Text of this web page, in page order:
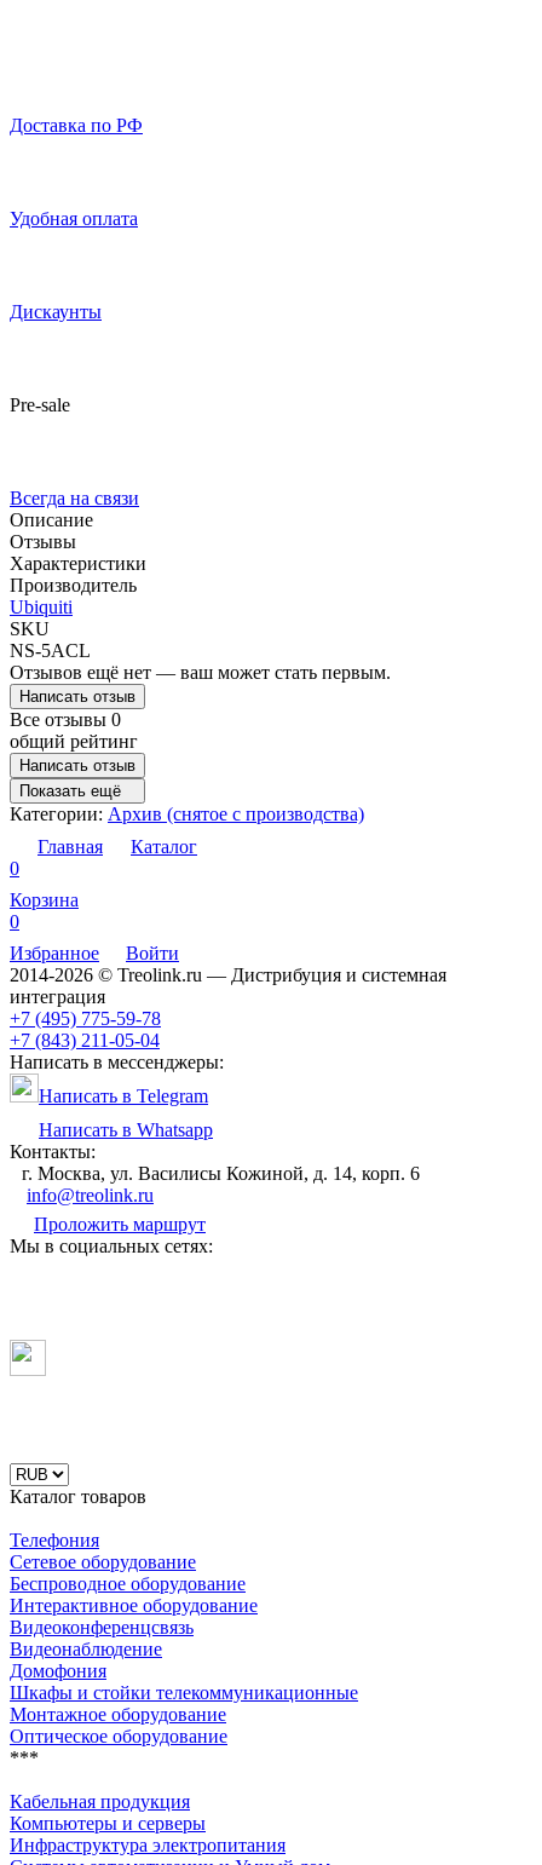
Доставка по РФ
Удобная оплата
Дискаунты
Pre-sale
Всегда на связи
Описание
Отзывы
Характеристики
Производитель
Ubiquiti
SKU
NS-5ACL
Отзывов ещё нет — ваш может стать первым.
Написать отзыв
Все отзывы 0
общий рейтинг
Написать отзыв
Показать ещё
Категории: Архив (снятое с производства)
Главная
Каталог
0
Корзина
0
Избранное
Войти
2014-2026 © Treolink.ru — Дистрибуция и системная
интеграция
+7 (495) 775-59-78
+7 (843) 211-05-04
Написать в мессенджеры:
Написать в Telegram
Написать в Whatsapp
Контакты:
г. Москва, ул. Василисы Кожиной, д. 14, корп. 6
info@treolink.ru
Проложить маршрут
Мы в социальных сетях:
Каталог товаров
Телефония
Сетевое оборудование
Беспроводное оборудование
Интерактивное оборудование
Видеоконференцсвязь
Видеонаблюдение
Домофония
Шкафы и стойки телекоммуникационные
Монтажное оборудование
Оптическое оборудование
***
Кабельная продукция
Компьютеры и серверы
Инфраструктура электропитания